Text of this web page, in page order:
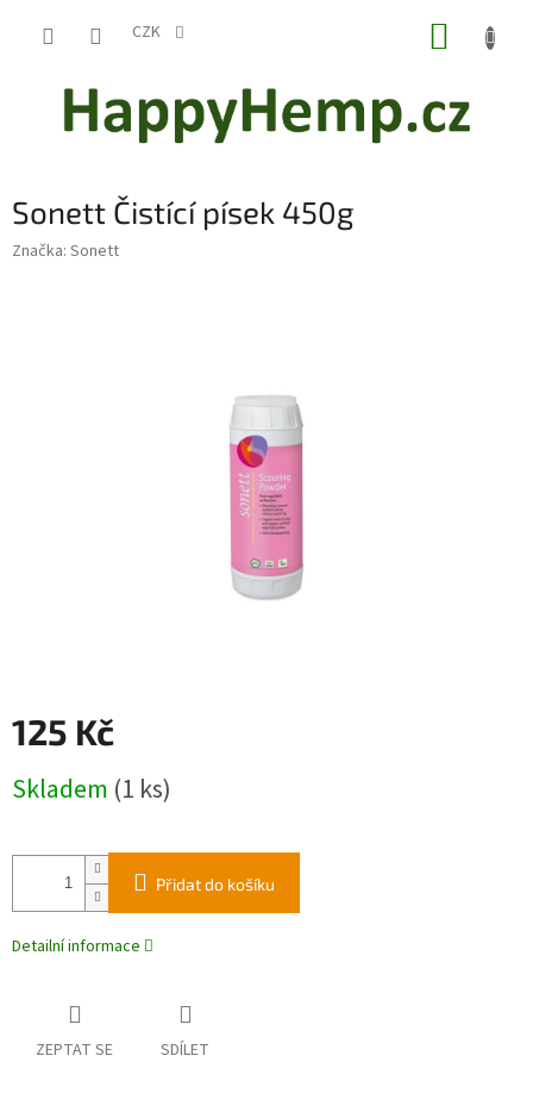
CZK
Sonett Čistící písek 450g
Značka: Sonett
125 Kč
cena:
Skladem (1 ks)
Přidat do košíku
Detailní informace
ZEPTAT SE SDÍLET